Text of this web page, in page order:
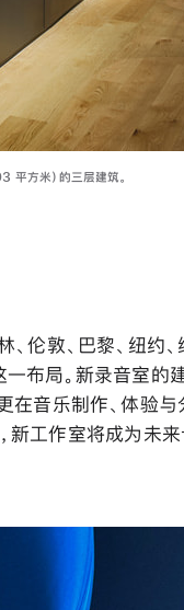
平方米）的三层建筑。
伦敦、巴黎、纽约
布局。新录音室的
音乐制作、体验与
新工作室将成为未